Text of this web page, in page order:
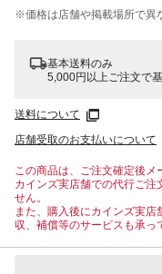
※価格は​店舗や​掲載場所で​異
基本送料のみ
5,000円以上ご注文で
送料について
店舗受取のお支払いについて
この商品は、ご注文確定後メ
カインズ実店舗での代行ご注
せん。
また、購入後にカインズ実
収、補償等のサービスも承っ